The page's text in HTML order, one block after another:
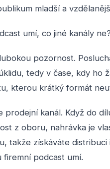
mladší a
umí, co jiné kanály
pozornost.
tedy v čase, kdy ho
kterou krátký formát
prodejní kanál. Když do
z oboru, nahrávka je
takže získáváte
firemní podcast umí.